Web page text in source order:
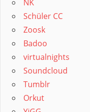
NK
Schüler CC
Zoosk
Badoo
virtualnights
Soundcloud
Tumblr
Orkut